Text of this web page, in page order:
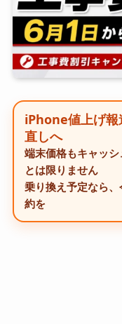
iPhone値上げ報
直しへ
端末価格もキャッ
とは限りません
乗り換え予定なら
約を